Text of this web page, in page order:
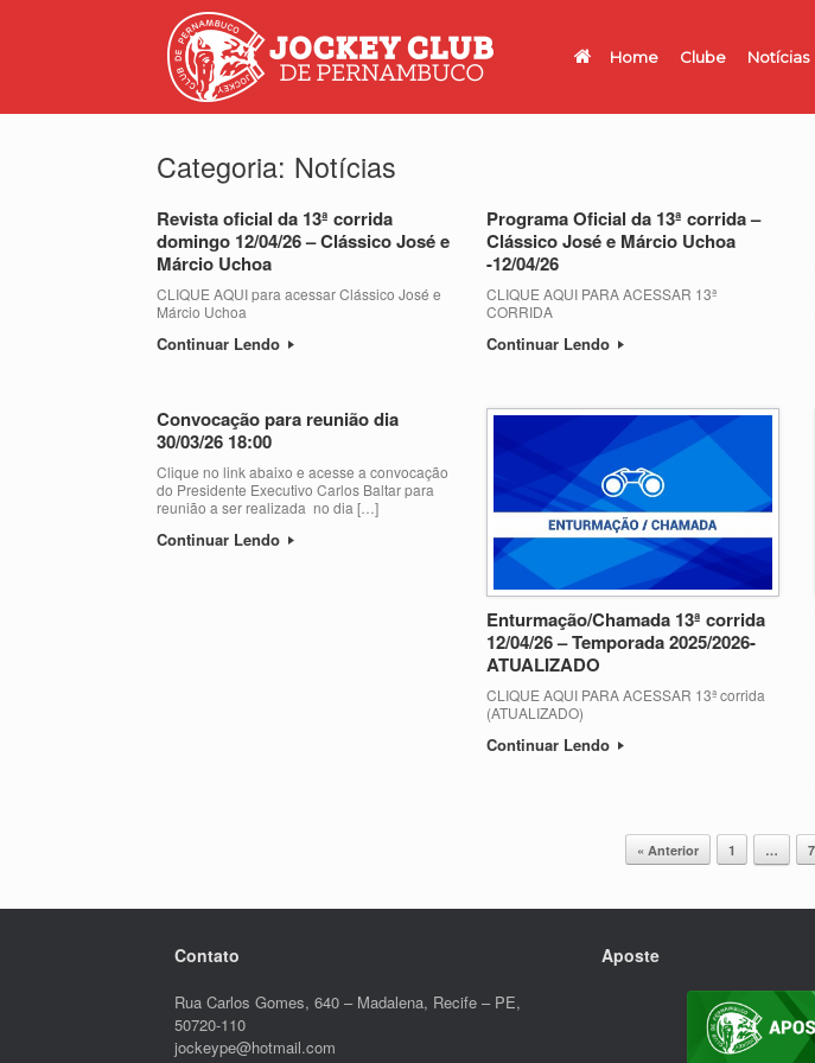
Home Clube Notícias
Categoria: Notícias
Revista oficial da 13ª corrida
domingo 12/04/26 – Clássico José e
Márcio Uchoa
CLIQUE AQUI para acessar Clássico José e
Márcio Uchoa
Continuar Lendo
Programa Oficial da 13ª corrida –
Clássico José e Márcio Uchoa
-12/04/26
CLIQUE AQUI PARA ACESSAR 13ª
CORRIDA
Continuar Lendo
Convocação para reunião dia
30/03/26 18:00
Clique no link abaixo e acesse a convocação
do Presidente Executivo Carlos Baltar para
reunião a ser realizada no dia […]
Continuar Lendo
Enturmação/Chamada 13ª corrida
12/04/26 – Temporada 2025/2026-
ATUALIZADO
CLIQUE AQUI PARA ACESSAR 13ª corrida
(ATUALIZADO)
Continuar Lendo
« Anterior 1 … 7
Contato
Rua Carlos Gomes, 640 – Madalena, Recife – PE,
50720-110
jockeype@hotmail.com
Aposte